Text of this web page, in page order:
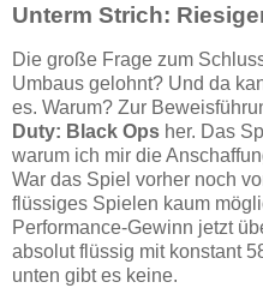
Unterm Strich:
Die große Frage zum
Umbaus gelohnt? Und da
es. Warum? Zur
Duty: Black Ops her. Das
warum ich mir die
War das Spiel vorher noch
flüssiges Spielen kaum
Performance-Gewinn jetzt
absolut flüssig mit konstant
unten gibt es keine.